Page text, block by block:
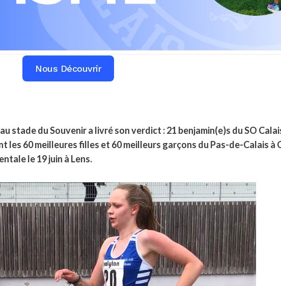
Nous Découvrir
stade du Souvenir a livré son verdict : 21 benjamin(e)s du SO
60 meilleures filles et 60 meilleurs garçons du Pas-de-Calais à
le 19 juin à Lens.